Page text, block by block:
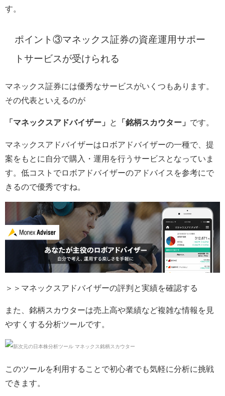
す。
ポイント③マネックス証券の資産運用サポー
トサービスが受けられる
マネックス証券には優秀なサービスがいくつもあります。
その代表といえるのが
「マネックスアドバイザー」 と 「銘柄スカウター」 です。
マネックスアドバイザーはロボアドバイザーの一種で、提
案をもとに自分で購入・運用を行うサービスとなっていま
す。低コストでロボアドバイザーのアドバイスを参考にで
きるので優秀ですね。
＞＞マネックスアドバイザーの評判と実績を確認する
また、銘柄スカウターは売上高や業績など複雑な情報を見
やすくする分析ツールです。
このツールを利用することで初心者でも気軽に分析に挑戦
できます。